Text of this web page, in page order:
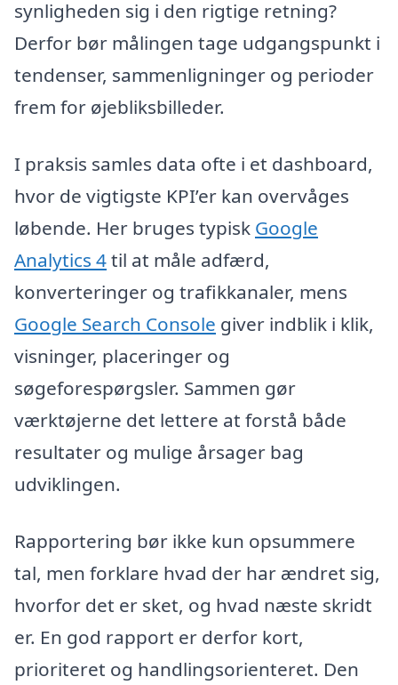
synligheden sig i den rigtige retning?
Derfor bør målingen tage udgangspunkt i
tendenser, sammenligninger og perioder
frem for øjebliksbilleder.
I praksis samles data ofte i et dashboard,
hvor de vigtigste KPI’er kan overvåges
løbende. Her bruges typisk Google
Analytics 4til at måle adfærd,
konverteringer og trafikkanaler, mens
Google Search Console giver indblik i klik,
visninger, placeringer og
søgeforespørgsler. Sammen gør
værktøjerne det lettere at forstå både
resultater og mulige årsager bag
udviklingen.
Rapportering bør ikke kun opsummere
tal, men forklare hvad der har ændret sig,
hvorfor det er sket, og hvad næste skridt
er. En god rapport er derfor kort,
prioriteret og handlingsorienteret. Den